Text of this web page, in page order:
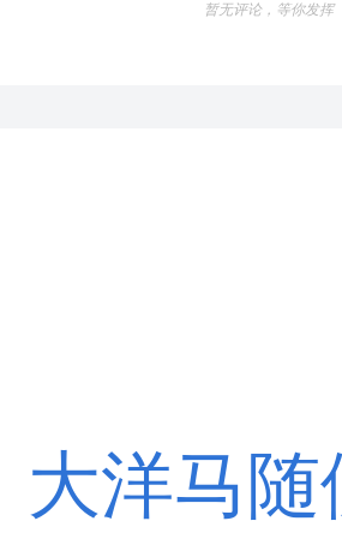
暂无评论，等你发挥
大洋马